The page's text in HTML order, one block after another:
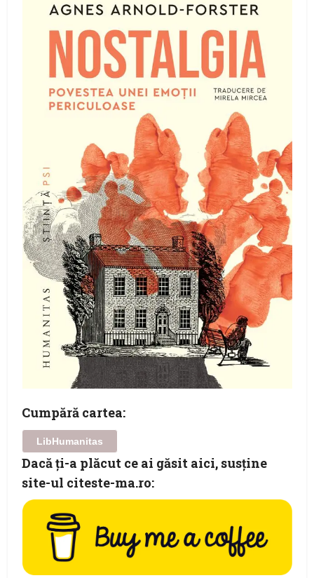
Cumpără cartea:
LibHumanitas
Dacă ţi-a plăcut ce ai găsit aici, susţine
site-ul citeste-ma.ro: